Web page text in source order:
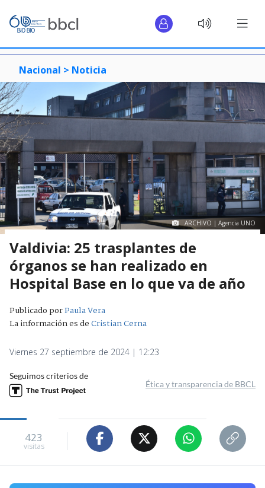
Nacional > Noticia
ARCHIVO | Agencia UNO
Valdivia: 25 trasplantes de
órganos se han realizado en
Hospital Base en lo que va de año
Publicado porPaula Vera
La información es deCristian Cerna
Viernes 27 septiembre de 2024 | 12:23
Seguimos criterios de
Ética y transparencia de BBCL
423
visitas